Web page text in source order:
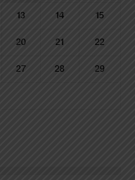
13 14 15
20 21 22
27 28 29